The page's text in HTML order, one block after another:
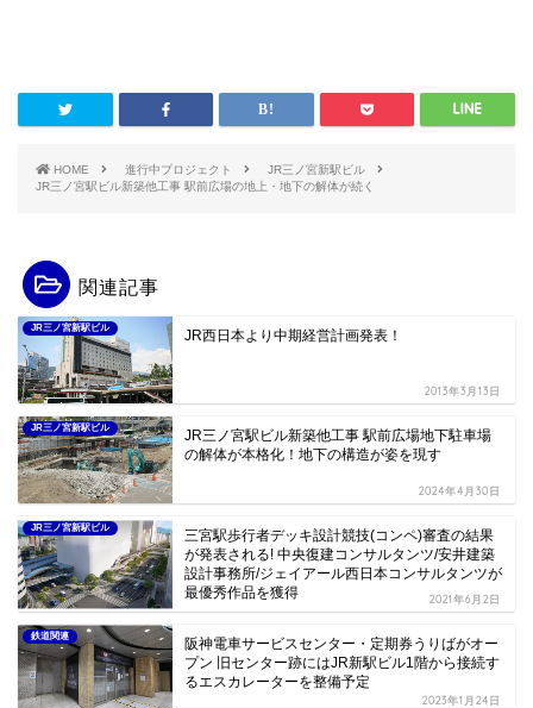
HOME 進行中プロジェクト
JR三ノ宮新駅ビル
JR三ノ宮駅ビル新築他工事 駅前広場の地上・地下の解体が続く
関連記事
JR三ノ宮新駅ビル JR西日本より中期経営計画発表！
2013年3月13日
JR三ノ宮新駅ビル
JR三ノ宮駅ビル新築他工事 駅前広場地下駐車場
の解体が本格化！地下の構造が姿を現す
2024年4月30日
JR三ノ宮新駅ビル
三宮駅歩行者デッキ設計競技(コンペ)審査の結果
が発表される! 中央復建コンサルタンツ/安井建築
設計事務所/ジェイアール西日本コンサルタンツが
最優秀作品を獲得
2021年6月2日
鉄道関連
阪神電車サービスセンター・定期券うりばがオー
プン 旧センター跡にはJR新駅ビル1階から接続す
るエスカレーターを整備予定
2023年1月24日